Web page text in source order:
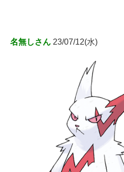
名無しさん 23/07/12(水)